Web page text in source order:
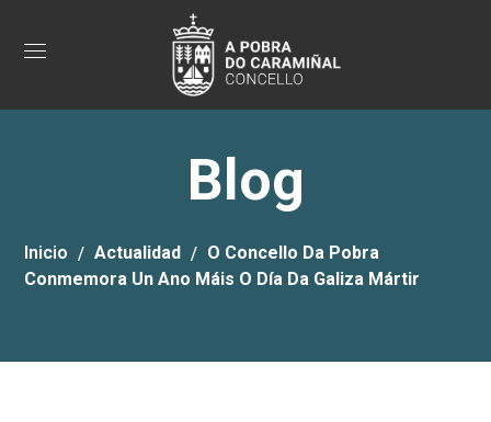
Blog
Inicio Actualidad
O Concello Da Pobra
Conmemora Un Ano Máis O Día Da Galiza Mártir